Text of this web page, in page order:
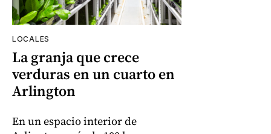
LOCALES
La granja que crece
verduras en un cuarto en
Arlington
En un espacio interior de